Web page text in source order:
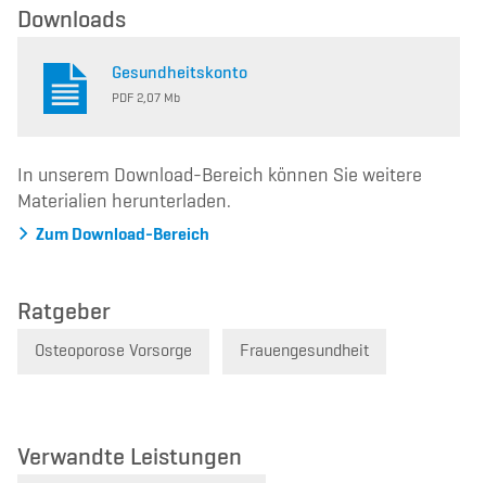
Downloads
Gesundheitskonto
PDF 2,07 Mb
In unserem Download-Bereich können Sie weitere
Materialien herunterladen.
Zum Download-Bereich
Ratgeber
Osteoporose Vorsorge Frauengesundheit
Verwandte Leistungen